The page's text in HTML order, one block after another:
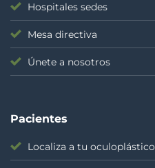
Hospitales sedes
Mesa directiva
Únete a nosotros
Pacientes
Localiza a tu oculoplástico